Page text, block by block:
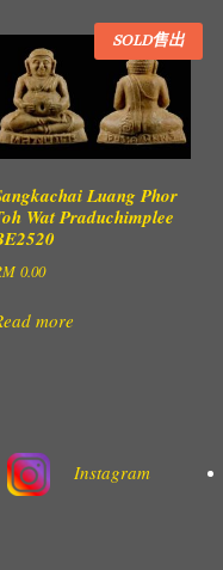
SOLD售出
Luang Phor
Wat Praduchimplee
0.00
more
Instagram